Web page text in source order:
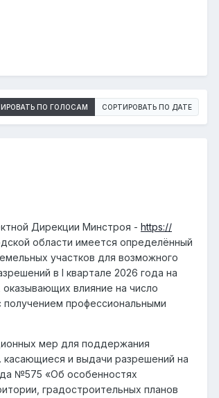
ПО ГОЛОСАМ СОРТИРОВАТЬ ПО ДАТЕ
Дирекции Минстроя - https://
области имеется определённый
участков для возможного
в I квартале 2026 года на
влияние на число
профессиональными
мер для поддержания
касающиеся и выдачи разрешений на
№575 «Об особенностях
градостроительных планов